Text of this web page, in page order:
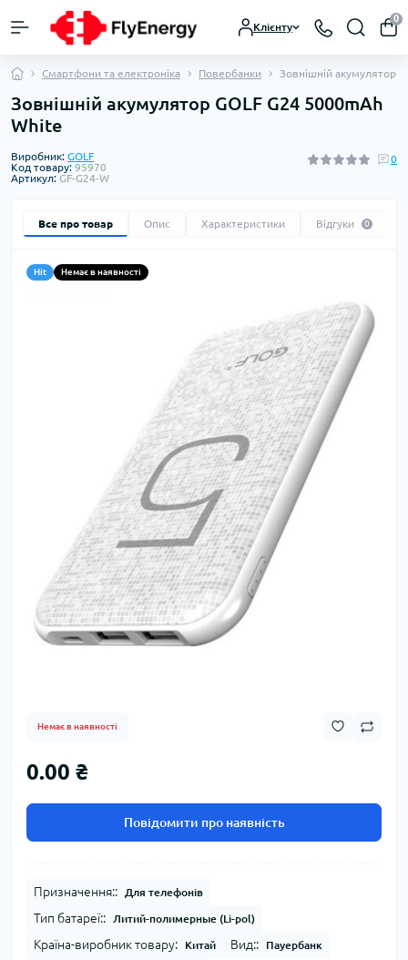
Клієнту
0
Смартфони та електроніка Повербанки Зовнішній акумулятор
Зовнішній акумулятор GOLF G24 5000mAh
White
Виробник: GOLF
Код товару: 95970
Артикул: GF-G24-W
0
Все про товар Опис Характеристики Відгуки 0
Hit Немає в наявності
Немає в наявності
0.00 ₴
Повідомити про наявність
Призначення:: Для телефонів
Тип батареї:: Литий-полимерные (Li-pol)
Країна-виробник товару: Китай Вид:: Пауербанк